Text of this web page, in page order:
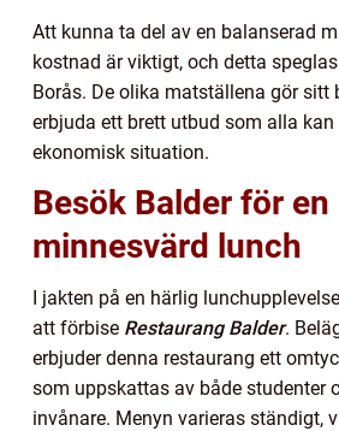
Att kunna ta del av en balanserad
kostnad är viktigt, och detta
Borås. De olika matställena gör sitt
erbjuda ett brett utbud som alla
ekonomisk situation.
Besök Balder för en
minnesvärd lunch
I jakten på en härlig
att förbise Restaurang Balder.
erbjuder denna restaurang ett
som uppskattas av både studenter
invånare. Menyn varieras ständigt,